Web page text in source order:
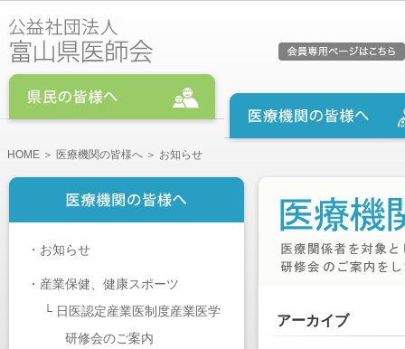
HOME ＞ 医療機関の皆様へ ＞ お知らせ
・ お知らせ
・ 産業保健、健康スポーツ
└ 日医認定産業医制度産業医学
研修会のご案内
アーカイブ